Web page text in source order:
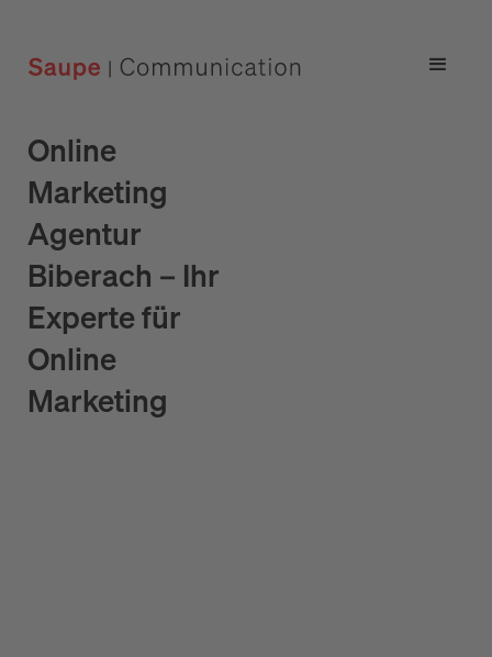
Online
Marketing
Agentur
Biberach – Ihr
Experte für
Online
Marketing